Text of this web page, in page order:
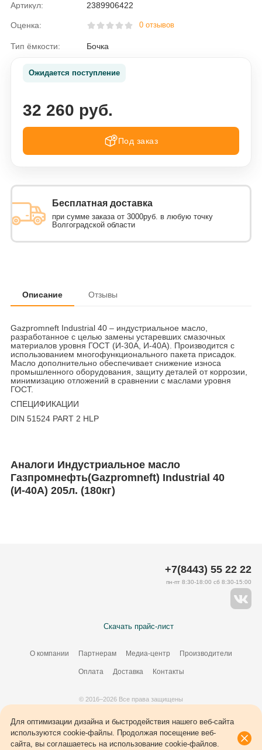
Артикул: 2389906422
Оценка: 0 отзывов
Тип ёмкости: Бочка
Ожидается поступление
32 260 руб.
Под заказ
Бесплатная доставка
при сумме заказа от 3000руб. в любую точку
Волгоградской области
Описание Отзывы
Gazpromneft Industrial 40 – индустриальное масло,
разработанное с целью замены устаревших смазочных
материалов уровня ГОСТ (И-30А, И-40А). Производится с
использованием многофункционального пакета присадок.
Масло дополнительно обеспечивает снижение износа
промышленного оборудования, защиту деталей от коррозии,
минимизацию отложений в сравнении с маслами уровня
ГОСТ.
СПЕЦИФИКАЦИИ
DIN 51524 PART 2 HLP
Аналоги Индустриальное масло
Газпромнефть(Gazpromneft) Industrial 40
(И-40А) 205л. (180кг)
Скачать прайс-лист
О компании Партнерам Медиа-центр Производители
Оплата Доставка Контакты
+7(8443) 55 22 22
пн-пт 8:30-18:00 сб 8:30-15:00
© 2016–2026 Все права защищены
Для оптимизации дизайна и быстродействия нашего веб-сайта
используются cookie-файлы. Продолжая посещение веб-
сайта, вы соглашаетесь на использование cookie-файлов.